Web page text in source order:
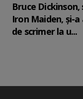
Bruce
Iron Maiden, şi-
de scrimer la u...